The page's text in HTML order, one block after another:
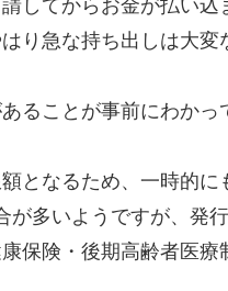
してからお金が払い込
り急な持ち出しは大変
ることが事前にわかっ
となるため、一時的に
多いようですが、発
保険・後期高齢者医療